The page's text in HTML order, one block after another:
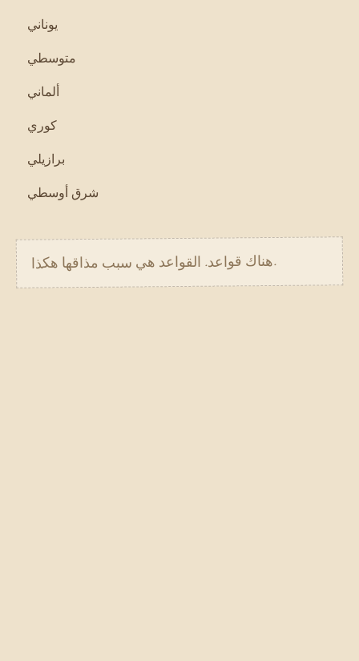
يوناني
متوسطي
ألماني
كوري
برازيلي
شرق أوسطي
هناك قواعد. القواعد هي سبب مذاقها هكذا.